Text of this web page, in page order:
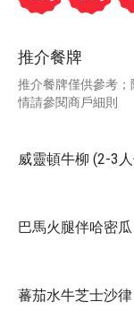
推介餐牌
推介餐牌僅供參考
情請參閱商戶細則
威靈頓牛柳 (2-3人
巴馬火腿伴哈密瓜
蕃茄水牛芝士沙律